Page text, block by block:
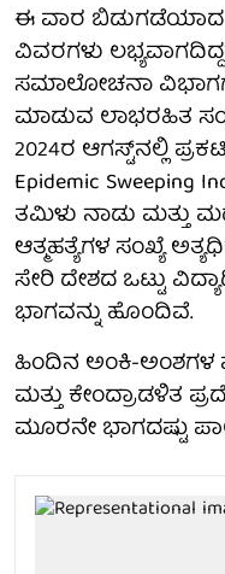
ಈ ವಾರ ಬಿಡುಗಡೆಯಾದ
ವಿವರಗಳು
ಸಮಾಲೋಚನಾ
ಮಾಡುವ ಲಾಭರಹಿತ
2024ರ ಆಗಸ್ಟ್‌ನಲ್ಲಿ
Epidemic Sweeping
ತಮಿಳು ನಾಡು ಮತ್ತು
ಆತ್ಮಹತ್ಯೆಗಳ ಸಂಖ್ಯೆ
ಸೇರಿ ದೇಶದ ಒಟ್ಟು
ಭಾಗವನ್ನು ಹೊಂದಿವೆ.
ಹಿಂದಿನ ಅಂಕಿ-ಅಂಶಗಳ
ಮತ್ತು ಕೇಂದ್ರಾಡಳಿತ
ಮೂರನೇ ಭಾಗದಷ್ಟು